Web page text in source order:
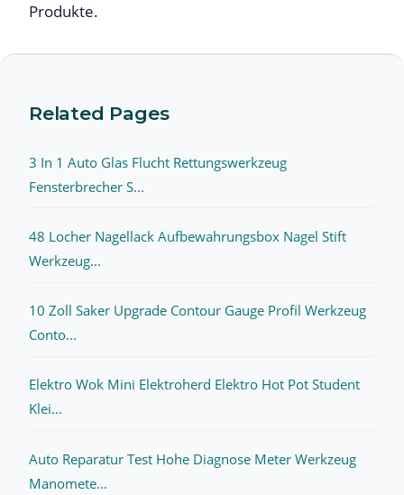
Produkte.
Related Pages
3 In 1 Auto Glas Flucht Rettungswerkzeug
Fensterbrecher S...
48 Locher Nagellack Aufbewahrungsbox Nagel Stift
Werkzeug...
10 Zoll Saker Upgrade Contour Gauge Profil Werkzeug
Conto...
Elektro Wok Mini Elektroherd Elektro Hot Pot Student
Klei...
Auto Reparatur Test Hohe Diagnose Meter Werkzeug
Manomete...